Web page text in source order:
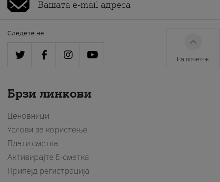
Следете нè
На почеток
Брзи линкови
Ценовници
Услови за користење
Плати сметка
Активирајте Е-сметка
Припејд регистрација